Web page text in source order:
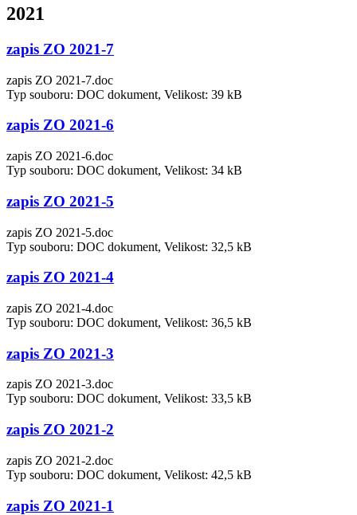
2021
zapis ZO 2021-7
zapis ZO 2021-7.doc
Typ souboru: DOC dokument, Velikost: 39 kB
zapis ZO 2021-6
zapis ZO 2021-6.doc
Typ souboru: DOC dokument, Velikost: 34 kB
zapis ZO 2021-5
zapis ZO 2021-5.doc
Typ souboru: DOC dokument, Velikost: 32,5 kB
zapis ZO 2021-4
zapis ZO 2021-4.doc
Typ souboru: DOC dokument, Velikost: 36,5 kB
zapis ZO 2021-3
zapis ZO 2021-3.doc
Typ souboru: DOC dokument, Velikost: 33,5 kB
zapis ZO 2021-2
zapis ZO 2021-2.doc
Typ souboru: DOC dokument, Velikost: 42,5 kB
zapis ZO 2021-1